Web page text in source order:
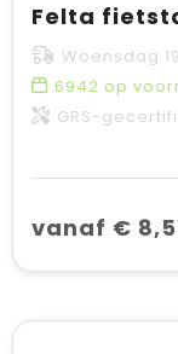
Woensdag
6942 op
GRS-
vanaf €